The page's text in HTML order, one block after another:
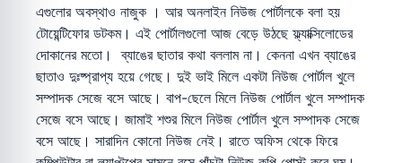
এগুলোর অবস্থাও নাজুক । আর অনলাইন নিউজ পোর্টালকে বলা হয়
টোয়েন্টিফোর ডটকম। এই পোর্টালগুলো আজ বেড়ে উঠছে ফ্ল্যাক্সিলোডের
দোকানের মতো। ব্যাঙের ছাতার কথা বললাম না। কেননা এখন ব্যাঙের
ছাতাও দুঃষ্প্রাপ্য হয়ে গেছে। দুই ভাই মিলে একটা নিউজ পোর্টাল খুলে
সম্পাদক সেজে বসে আছে। বাপ-ছেলে মিলে নিউজ পোর্টাল খুলে সম্পাদক
সেজে বসে আছে। জামাই শশুর মিলে নিউজ পোর্টাল খুলে সম্পাদক সেজে
বসে আছে। সারাদিন কোনো নিউজ নেই। রাতে অফিস থেকে ফিরে